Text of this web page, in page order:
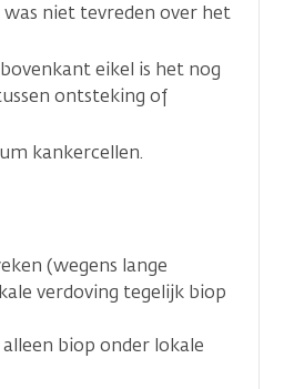
niet tevreden over het
eikel is het nog
ontsteking of
kankercellen.
(wegens lange
verdoving tegelijk biop
biop onder lokale